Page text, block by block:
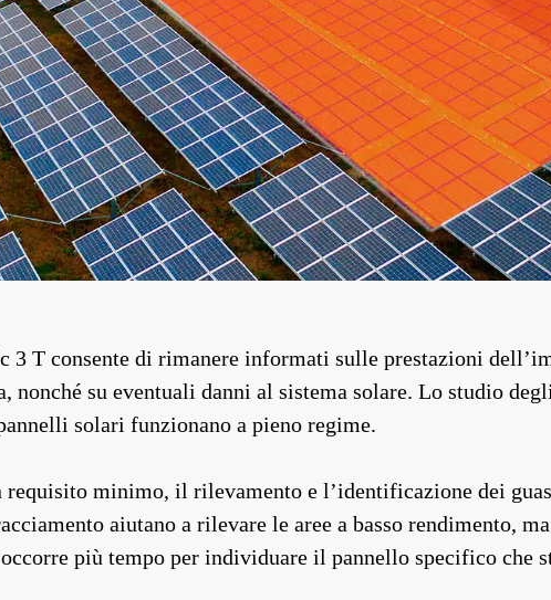
T consente di rimanere informati sulle prestazioni
nonché su eventuali danni al sistema solare. Lo studio
solari funzionano a pieno regime.
requisito minimo, il rilevamento e l’identificazione dei
aiutano a rilevare le aree a basso rendimento,
più tempo per individuare il pannello specifico che